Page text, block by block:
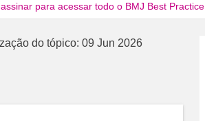
para acessar todo o BMJ Best Practice
do tópico: 09 Jun 2026